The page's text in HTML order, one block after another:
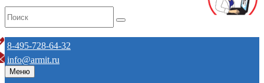
8-495-728-64-32
info@armit.ru
Меню